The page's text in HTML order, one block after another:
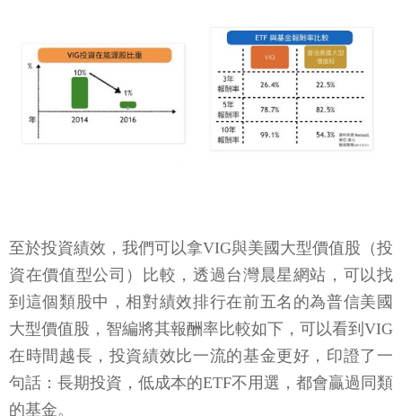
至於投資績效，我們可以拿VIG與美國大型價值股（投
資在價值型公司）比較，透過台灣晨星網站，可以找
到這個類股中，相對績效排行在前五名的為普信美國
大型價值股，智編將其報酬率比較如下，可以看到VIG
在時間越長，投資績效比一流的基金更好，印證了一
句話：長期投資，低成本的ETF不用選，都會贏過同類
的基金。